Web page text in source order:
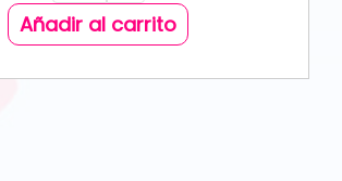
Añadir al carrito